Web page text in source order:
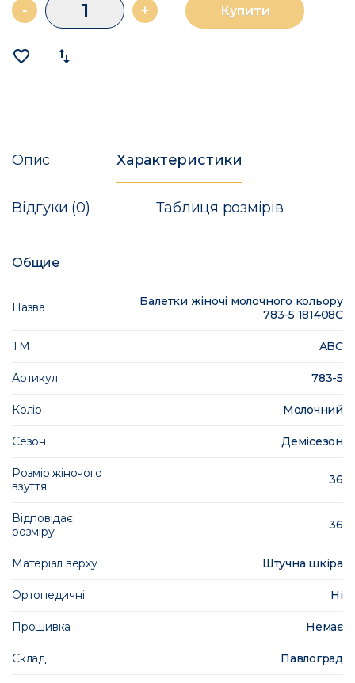
- + Купити
favorite_border import_export
Опис Характеристики
Відгуки (0) Таблиця розмірів
Общие
Назва
Балетки жіночі молочного кольору
783-5 181408C
ТМ ABC
Артикул 783-5
Колір Молочний
Сезон Демісезон
Розмір жіночого
взуття
36
Відповідає
розміру
36
Матеріал верху Штучна шкіра
Ортопедичні Ні
Прошивка Немає
Склад Павлоград